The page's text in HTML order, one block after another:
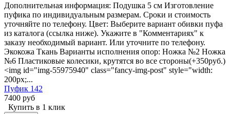
Дополнительная информация: Подушка 5 см Изготовление
пуфика по индивидуальным размерам. Сроки и стоимость
уточняйте по телефону. Цвет: Выберите вариант обивки пуфа
из каталога (ссылка ниже). Укажите в "Комментариях" к
заказу необходимый вариант. Или уточните по телефону.
Экокожа Ткань Варианты исполнения опор: Ножка №2 Ножка
№6 Пластиковые колесики, крутятся во все стороны(+350руб.)
<img id="img-55975940" class="fancy-img-post" style="width:
200px;...
Пуфик 142
7400 руб
Купить в 1 клик